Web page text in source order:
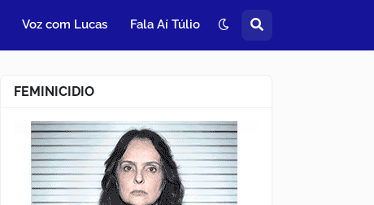
Voz com Lucas Fala Aí Túlio
FEMINICIDIO